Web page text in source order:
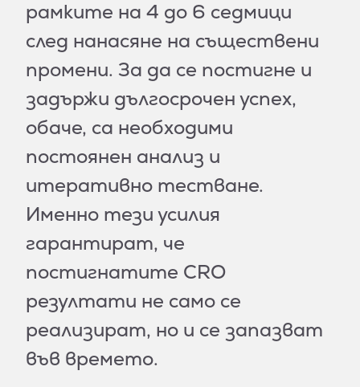
рамките на 4 до 6 седмици
след нанасяне на съществени
промени. За да се постигне и
задържи дългосрочен успех,
обаче, са необходими
постоянен анализ и
итеративно тестване.
Именно тези усилия
гарантират, че
постигнатите CRO
резултати не само се
реализират, но и се запазват
във времето.